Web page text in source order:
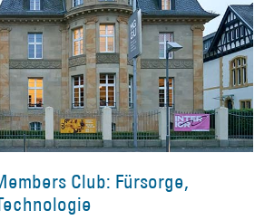
Club: Fürsorge,